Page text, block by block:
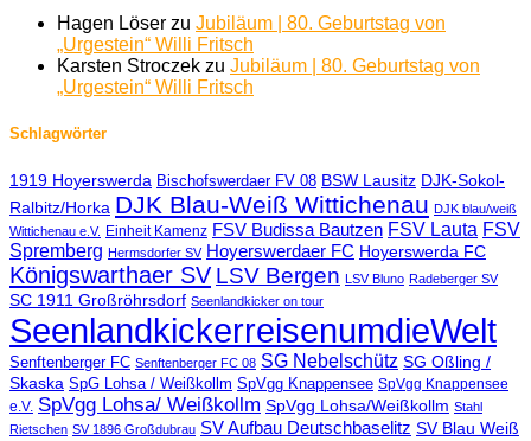
Hagen Löser zu Jubiläum | 80. Geburtstag von
„Urgestein“ Willi Fritsch
Karsten Stroczek zu Jubiläum | 80. Geburtstag von
„Urgestein“ Willi Fritsch
Schlagwörter
1919 Hoyerswerda Bischofswerdaer FV 08 BSW Lausitz DJK-Sokol-
Ralbitz/Horka DJK Blau-Weiß Wittichenau DJK blau/weiß
Wittichenau e.V. Einheit Kamenz FSV Budissa Bautzen FSV Lauta FSV
Spremberg Hermsdorfer SV Hoyerswerdaer FC Hoyerswerda FC
Königswarthaer SV LSV Bergen LSV Bluno Radeberger SV
SC 1911 Großröhrsdorf Seenlandkicker on tour
SeenlandkickerreisenumdieWelt
Senftenberger FC Senftenberger FC 08 SG Nebelschütz SG Oßling /
Skaska SpG Lohsa / Weißkollm SpVgg Knappensee SpVgg Knappensee
e.V. SpVgg Lohsa/ Weißkollm SpVgg Lohsa/Weißkollm Stahl
Rietschen SV 1896 Großdubrau SV Aufbau Deutschbaselitz SV Blau Weiß